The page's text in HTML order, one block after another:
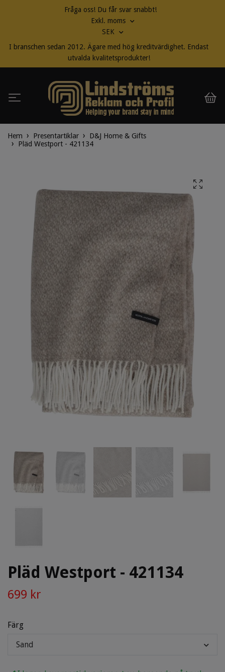
Fråga oss! Du får svar snabbt!
Exkl. moms
SEK
I branschen sedan 2012. Ägare med hög kreditvärdighet. Endast
utvalda kvalitetsprodukter!
Hem Presentartiklar
D&J Home & Gifts
Pläd Westport - 421134
Pläd Westport - 421134
699 kr
Färg
Sand